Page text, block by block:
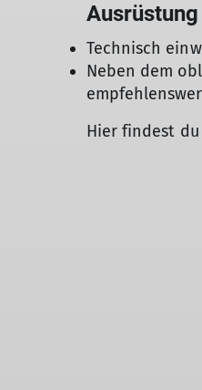
Ausrüstung
Technisch
Neben dem
Hier findest